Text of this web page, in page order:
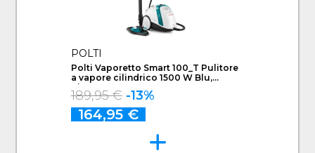
POLTI
Polti Vaporetto Smart 100_T Pulitore
a vapore cilindrico 1500 W Blu,
Bianco
189,95 € -13%
164,95 €